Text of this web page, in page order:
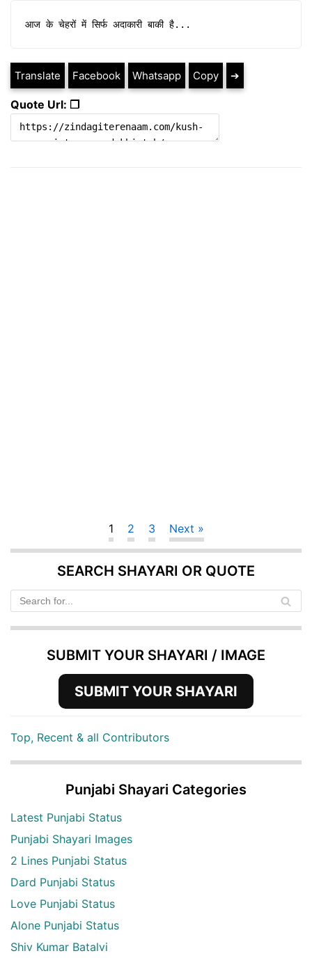
आज के चेहरों में सिर्फ अदाकारी बाकी है...
Translate Facebook Whatsapp Copy ➔
Quote Url: ❐
1 2 3 Next »
SEARCH SHAYARI OR QUOTE
SUBMIT YOUR SHAYARI / IMAGE
SUBMIT YOUR SHAYARI
Top, Recent & all Contributors
Punjabi Shayari Categories
Latest Punjabi Status
Punjabi Shayari Images
2 Lines Punjabi Status
Dard Punjabi Status
Love Punjabi Status
Alone Punjabi Status
Shiv Kumar Batalvi